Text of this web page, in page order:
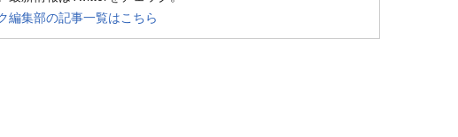
編集部の記事一覧はこちら